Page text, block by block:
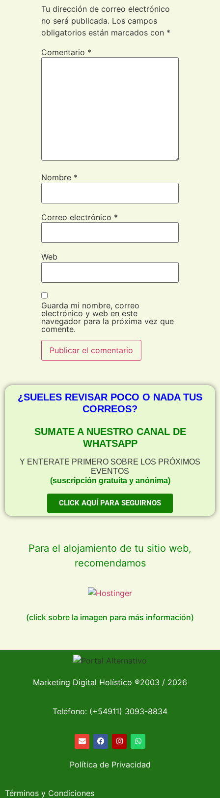
Tu dirección de correo electrónico
no será publicada. Los campos
obligatorios están marcados con *
Comentario *
Nombre *
Correo electrónico *
Web
Guarda mi nombre, correo
electrónico y web en este
navegador para la próxima vez que
comente.
¿SUELES REVISAR POCO O NADA TUS
CORREOS?
SUMATE A NUESTRO CANAL DE
WHATSAPP
Y ENTERATE PRIMERO SOBRE LOS PRÓXIMOS
EVENTOS
(suscripción gratuita y anónima)
CLICK AQUÍ PARA SEGUIRNOS
Para el alojamiento de tu sitio web,
recomendamos
(click sobre la imagen para más información)
Marketing Digital Holístico ®2003 / 2026
Teléfono: (+54911) 3093-8834
Política de Privacidad
Términos y Condiciones